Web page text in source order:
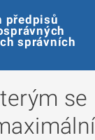
předpisů
správních
se